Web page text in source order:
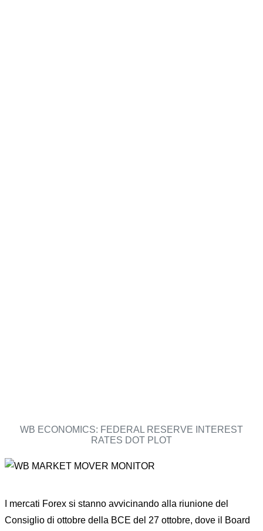
WB ECONOMICS: FEDERAL RESERVE INTEREST
RATES DOT PLOT
I mercati Forex si stanno avvicinando alla riunione del
Consiglio di ottobre della BCE del 27 ottobre, dove il Board